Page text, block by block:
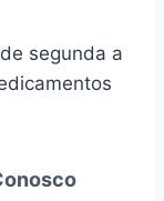
segunda a